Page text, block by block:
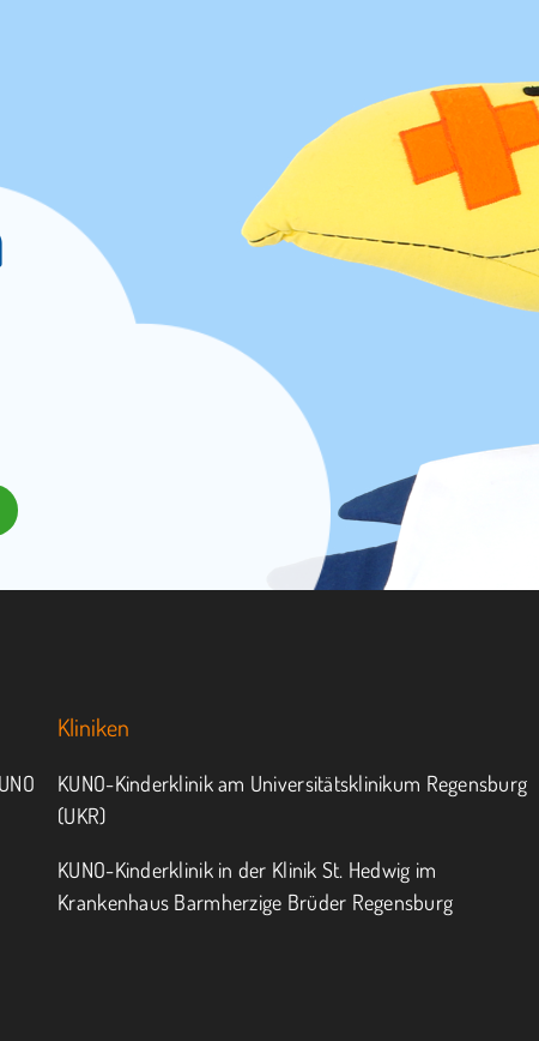
Kliniken
KUNO-Kinderklinik am Universitätsklinikum Regensburg
(UKR)
KUNO-Kinderklinik in der Klinik St. Hedwig im
Krankenhaus Barmherzige Brüder Regensburg